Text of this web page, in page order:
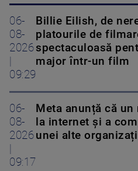
06-
08-
2026
09:29
Billie Eilish, de
platourile de
spectaculoasă
major într-un film
06-
08-
2026
09:17
Meta anunță că
la internet și a
unei alte